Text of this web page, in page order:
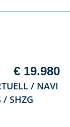
€ 19.980
/ NAVI
/ SHZG